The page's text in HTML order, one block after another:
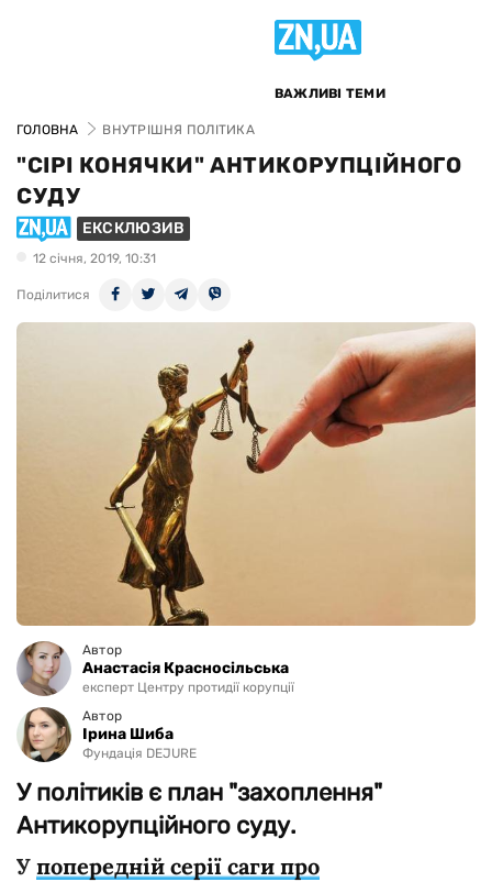
ВАЖЛИВІ ТЕМИ
ГОЛОВНА ВНУТРІШНЯ ПОЛІТИКА
"СІРІ КОНЯЧКИ" АНТИКОРУПЦІЙНОГО
СУДУ
ЕКСКЛЮЗИВ
12 сiчня, 2019, 10:31
Поділитися
Автор
Анастасія Красносільська
експерт Центру протидії корупції
Автор
Ірина Шиба
Фундація DEJURE
У політиків є план "захоплення"
Антикорупційного суду.
У попередній серії саги про